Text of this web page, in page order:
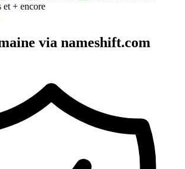
et + encore
via nameshift.com